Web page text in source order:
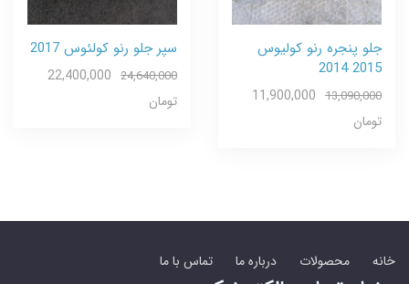
جلو پنجره رنو کولیوس
2015 2014
13,090,000
11,900,000
تومان
سپر جلو رنو کولئوس 2017
24,640,000
22,400,000
تومان
خانه محصولات درباره ما تماس با ما